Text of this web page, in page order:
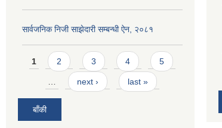
सार्वजनिक निजी साझेदारी सम्बन्धी ऐन, २०८१
Pages
1 2 3 4 5
… next › last »
बाँकी